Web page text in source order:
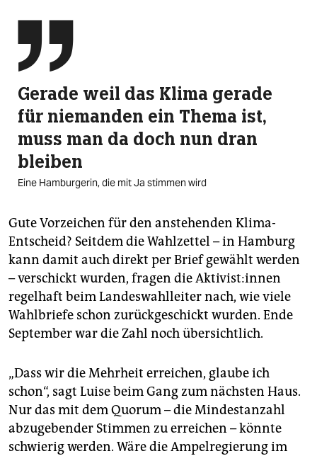

Gerade weil das Klima gerade
für niemanden ein Thema ist,
muss man da doch nun dran
bleiben
Eine Hamburgerin, die mit Ja stimmen wird
Gute Vorzeichen für den anstehenden Klima-
Entscheid? Seitdem die Wahlzettel – in Hamburg
kann damit auch direkt per Brief gewählt werden
– verschickt wurden, fragen die Ak­ti­vis­t:in­nen
regelhaft beim Landeswahlleiter nach, wie viele
Wahlbriefe schon zurückgeschickt wurden. Ende
September war die Zahl noch übersichtlich.
„Dass wir die Mehrheit erreichen, glaube ich
schon“, sagt Luise beim Gang zum nächsten Haus.
Nur das mit dem Quorum – die Mindestanzahl
abzugebender Stimmen zu erreichen – könnte
schwierig werden. Wäre die Ampelregierung im